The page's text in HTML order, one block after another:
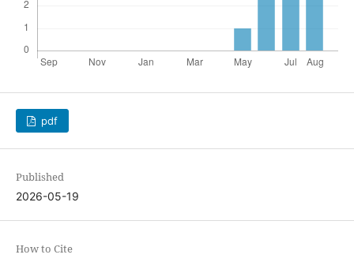
pdf
Published
2026-05-19
How to Cite